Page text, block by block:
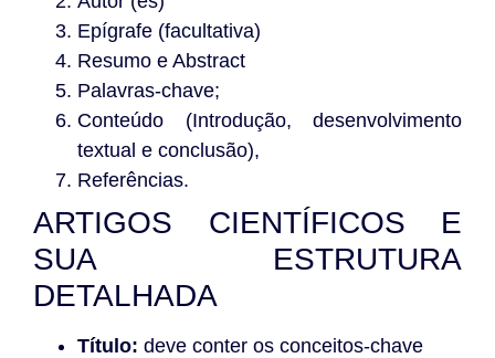
Epígrafe (facultativa)
Resumo e Abstract
Palavras-chave;
Conteúdo (Introdução, desenvolvimento
textual e conclusão),
Referências.
ARTIGOS CIENTÍFICOS E
SUA ESTRUTURA
DETALHADA
Título: deve conter os conceitos-chave